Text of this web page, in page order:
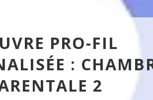
PRO-FIL
:
2